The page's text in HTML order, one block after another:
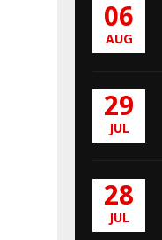
06
AUG
29
JUL
28
JUL